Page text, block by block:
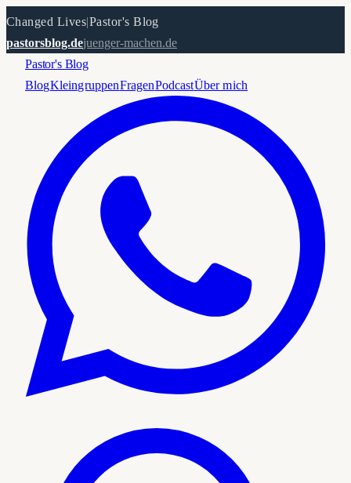
Changed Lives|Pastor's Blog
pastorsblog.dejuenger-machen.de
Pastor's Blog
BlogKleingruppenFragenPodcastÜber mich